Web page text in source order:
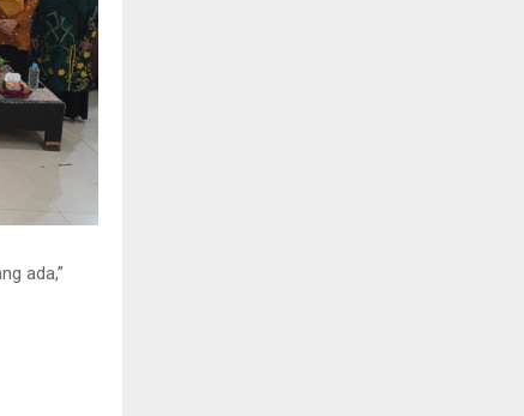
ada,”